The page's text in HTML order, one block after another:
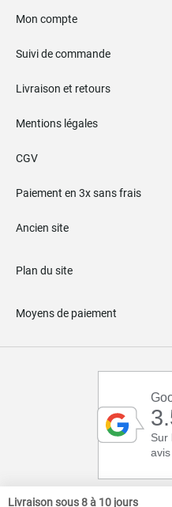
Livraison sous 8 à 10 jours
Mon compte
Suivi de commande
Livraison et retours
Mentions légales
CGV
Paiement en 3x sans frais
Ancien site
Plan du site
Moyens de paiement
Sur
avis